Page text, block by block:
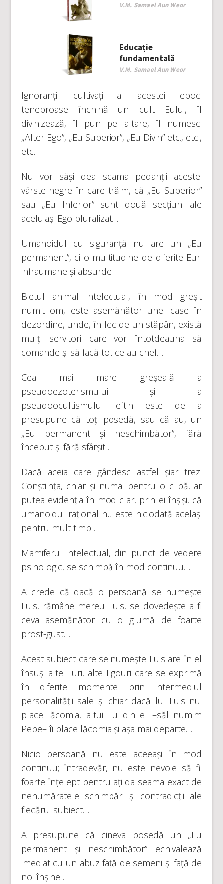
V.M. Samael Aun Weor
Educație
fundamentală
V.M. Samael Aun Weor
Ignoranții cultivați ai acestei epoci
tenebroase închină un cult Eului, îl
divinizează, îl pun pe altare, îl numesc:
„Alter Ego”, „Eu Superior”, „Eu Divin” etc., etc.,
etc.
Nu vor săși dea seama pedanții acestei
vârste negre în care trăim, că „Eu Superior”
sau „Eu Inferior” sunt două secțiuni ale
aceluiași Ego pluralizat…
Umanoidul cu siguranță nu are un „Eu
permanent”, ci o multitudine de diferite Euri
infraumane și absurde.
Bietul animal intelectual, în mod greșit
numit om, este asemănător unei case în
dezordine, unde, în loc de un stăpân, există
mulți servitori care vor întotdeauna să
comande și să facă tot ce au chef…
Cea mai mare greșeală a
pseudoezoterismului și a
pseudoocultismului ieftin este de a
presupune că toți posedă, sau că au, un
„Eu permanent și neschimbător”, fără
început și fără sfârșit…
Dacă aceia care gândesc astfel șiar trezi
Conștiința, chiar și numai pentru o clipă, ar
putea evidenția în mod clar, prin ei înșiși, că
umanoidul rațional nu este niciodată același
pentru mult timp…
Mamiferul intelectual, din punct de vedere
psihologic, se schimbă în mod continuu…
A crede că dacă o persoană se numește
Luis, rămâne mereu Luis, se dovedește a fi
ceva asemănător cu o glumă de foarte
prost-gust…
Acest subiect care se numește Luis are în el
însuși alte Euri, alte Egouri care se exprimă
în diferite momente prin intermediul
personalității sale și chiar dacă lui Luis nui
place lăcomia, altui Eu din el –săl numim
Pepe– îi place lăcomia și așa mai departe…
Nicio persoană nu este aceeași în mod
continuu; întradevăr, nu este nevoie să fii
foarte înțelept pentru ați da seama exact de
nenumăratele schimbări și contradicții ale
fiecărui subiect…
A presupune că cineva posedă un „Eu
permanent și neschimbător” echivalează
imediat cu un abuz față de semeni și față de
noi înșine…